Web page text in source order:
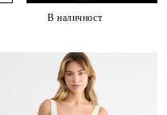
В наличност